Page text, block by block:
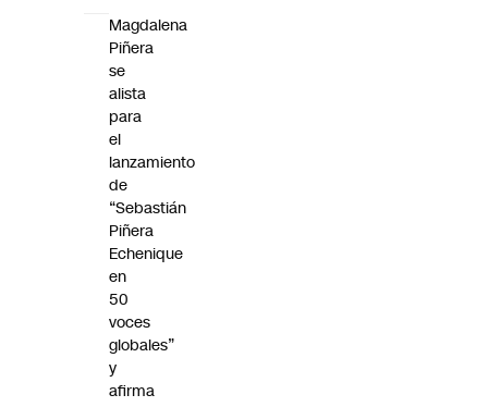
Magdalena
Piñera
se
alista
para
el
lanzamiento
de
“Sebastián
Piñera
Echenique
en
50
voces
globales”
y
afirma